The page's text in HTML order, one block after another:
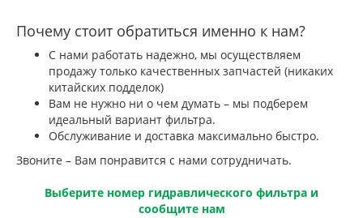
Почему стоит обратиться именно к нам?
С нами работать надежно, мы осуществляем
продажу только качественных запчастей (никаких
китайских подделок)
Вам не нужно ни о чем думать – мы подберем
идеальный вариант фильтра.
Обслуживание и доставка максимально быстро.
Звоните – Вам понравится с нами сотрудничать.
Выберите номер гидравлического фильтра и
сообщите нам